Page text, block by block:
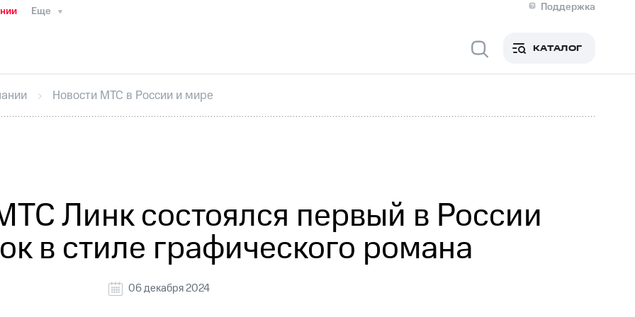
Еще
Поддержка
Медиа-центр
ИнтервьюФинансовая отчетностьКонтактыНовости в регионе
секретарьРаскрытие информации
кабинет акционераАкционерный капиталКонтроль и аудитРынок акций
КАТАЛОГ
Новости МТС в России и мире
Линк состоялся первый в России
в стиле графического романа
06 декабря 2024